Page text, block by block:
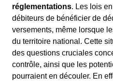
réglementations. Les lois
débiteurs de bénéficier de
versements, même lorsque
du territoire national. Cette
des questions cruciales
contrôle, ainsi que les
pourraient en découler. En